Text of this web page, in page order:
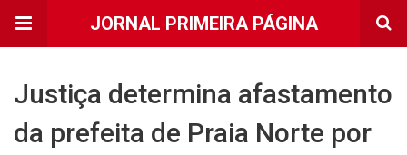
JORNAL PRIMEIRA PÁGINA
Justiça determina afastamento
da prefeita de Praia Norte por